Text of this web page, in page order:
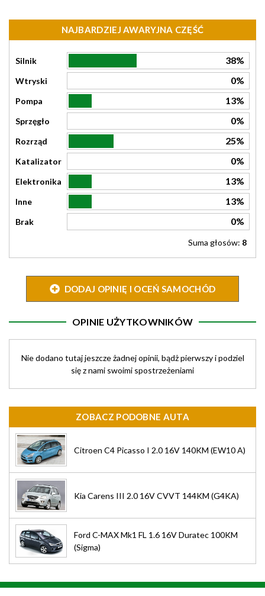
NAJBARDZIEJ AWARYJNA CZĘŚĆ
Silnik 38%
Wtryski 0%
Pompa 13%
Sprzęgło 0%
Rozrząd 25%
Katalizator 0%
Elektronika 13%
Inne 13%
Brak 0%
Suma głosów: 8
DODAJ OPINIĘ I OCEŃ SAMOCHÓD
OPINIE UŻYTKOWNIKÓW
Nie dodano tutaj jeszcze żadnej opinii, bądż pierwszy i podziel
się z nami swoimi spostrzeżeniami
ZOBACZ PODOBNE AUTA
Citroen C4 Picasso I 2.0 16V 140KM (EW10 A)
Kia Carens III 2.0 16V CVVT 144KM (G4KA)
Ford C-MAX Mk1 FL 1.6 16V Duratec 100KM
(Sigma)